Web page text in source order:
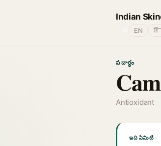
Indian
EN
పదార్థం
Antioxidant
ఇది ఏమిటి